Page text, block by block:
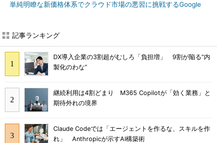
単純明瞭な新価格体系でクラウド市場の悪習に挑戦するGoogle
記事ランキング
DX導入企業の3割超がむしろ「負担増」 9割が陥る“内
製化のわな”
継続利用は4割どまり M365 Copilotが「効く業務」と
期待外れの境界
Claude Codeでは「エージェントを作るな、スキルを作
れ」 Anthropicが示すAI構築術